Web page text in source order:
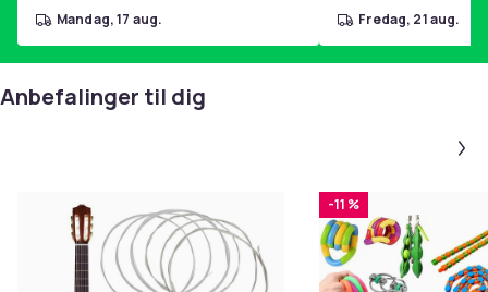
mandag, 17 aug. fredag, 21 aug.
Anbefalinger til dig
-11 %